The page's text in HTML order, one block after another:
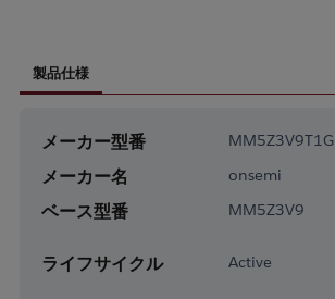
製品仕様
メーカー型番 MM5Z3V9T1G
メーカー名 onsemi
ベース型番 MM5Z3V9
ライフサイクル Active